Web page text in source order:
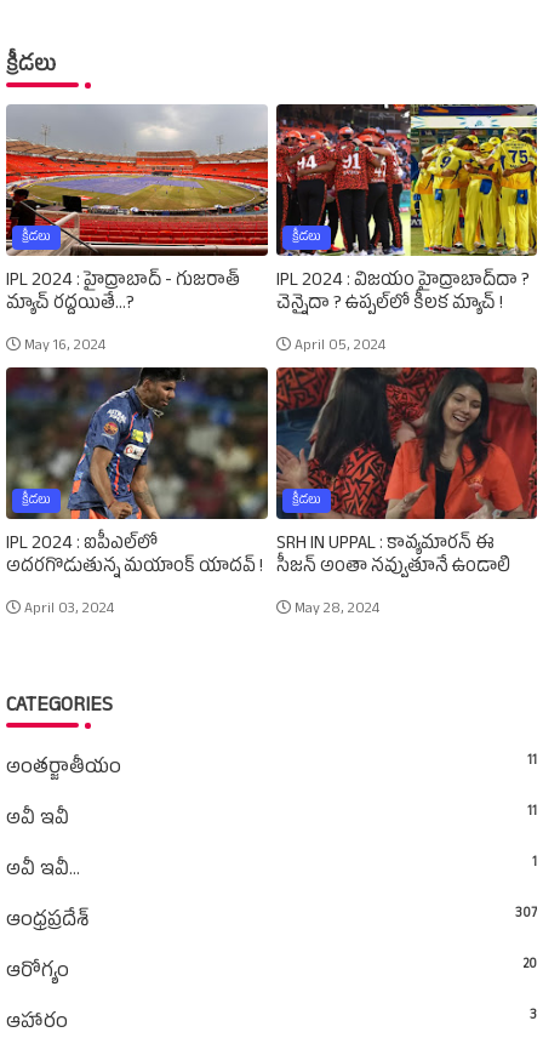
క్రీడలు
క్రీడలు
IPL 2024 : హైద్రాబాద్‌ - గుజరాత్‌
మ్యాచ్‌ రద్దయితే...?
May 16, 2024
క్రీడలు
IPL 2024 : విజయం హైద్రాబాద్‌దా ?
చెన్నైదా ? ఉప్పల్‌లో కీలక మ్యాచ్‌ !
April 05, 2024
క్రీడలు
IPL 2024 : ఐపీఎల్‌లో
అదరగొడుతున్న మయాంక్‌ యాదవ్‌ !
April 03, 2024
క్రీడలు
SRH IN UPPAL : కావ్యమారన్‌ ఈ
సీజన్‌ అంతా నవ్వుతూనే ఉండాలి
May 28, 2024
CATEGORIES
అంతర్జాతీయం 11
అవీ ఇవీ 11
అవీ ఇవీ... 1
ఆంధ్రప్రదేశ్‌ 307
ఆరోగ్యం 20
ఆహారం 3